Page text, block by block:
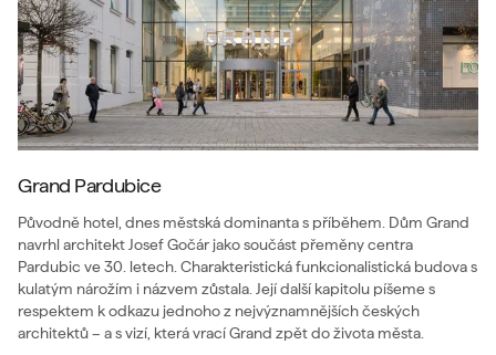
Grand Pardubice
Původně hotel, dnes městská dominanta s příběhem. Dům Grand
navrhl architekt Josef Gočár jako součást přeměny centra
Pardubic ve 30. letech. Charakteristická funkcionalistická budova s
kulatým nárožím i názvem zůstala. Její další kapitolu píšeme s
respektem k odkazu jednoho z nejvýznamnějších českých
architektů – a s vizí, která vrací Grand zpět do života města.